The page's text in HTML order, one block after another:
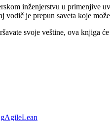
inženjerstvu u primenjive
je prepun saveta koje
svoje veštine, ova knjiga
AgileLean